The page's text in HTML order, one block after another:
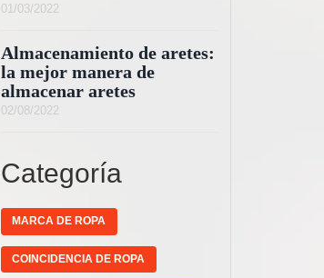
01/03/2022
Almacenamiento de aretes:
la mejor manera de
almacenar aretes
02/08/2022
Categoría
MARCA DE ROPA
COINCIDENCIA DE ROPA